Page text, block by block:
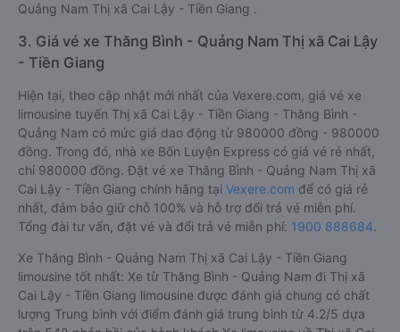
Quảng Nam Thị xã Cai Lậy - Tiền Giang .
3. Giá vé xe Thăng Bình - Quảng Nam Thị xã Cai Lậy
- Tiền Giang
Hiện tại, theo cập nhật mới nhất của Vexere.com, giá vé xe
limousine tuyến Thị xã Cai Lậy - Tiền Giang - Thăng Bình -
Quảng Nam có mức giá dao động từ 980000 đồng - 980000
đồng. Trong đó, nhà xe Bốn Luyện Express có giá vé rẻ nhất,
chỉ 980000 đồng. Đặt vé xe Thăng Bình - Quảng Nam Thị xã
Cai Lậy - Tiền Giang chính hãng tại Vexere.com để có giá rẻ
nhất, đảm bảo giữ chỗ 100% và hỗ trợ đổi trả vé miễn phí.
Tổng đài tư vấn, đặt vé và đổi trả vé miễn phí: 1900 888684.
Xe Thăng Bình - Quảng Nam Thị xã Cai Lậy - Tiền Giang
limousine tốt nhất: Xe từ Thăng Bình - Quảng Nam đi Thị xã
Cai Lậy - Tiền Giang limousine được đánh giá chung có chất
lượng Trung bình với điểm đánh giá trung bình từ 4.2/5 dựa